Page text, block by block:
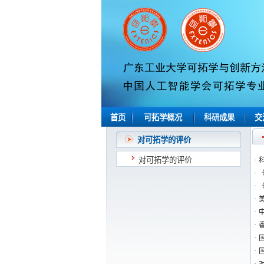
首页 可拓学概况 科研成果
对可拓学的评价
对可拓学的评价 ·
·
·
·
·
·
·
·